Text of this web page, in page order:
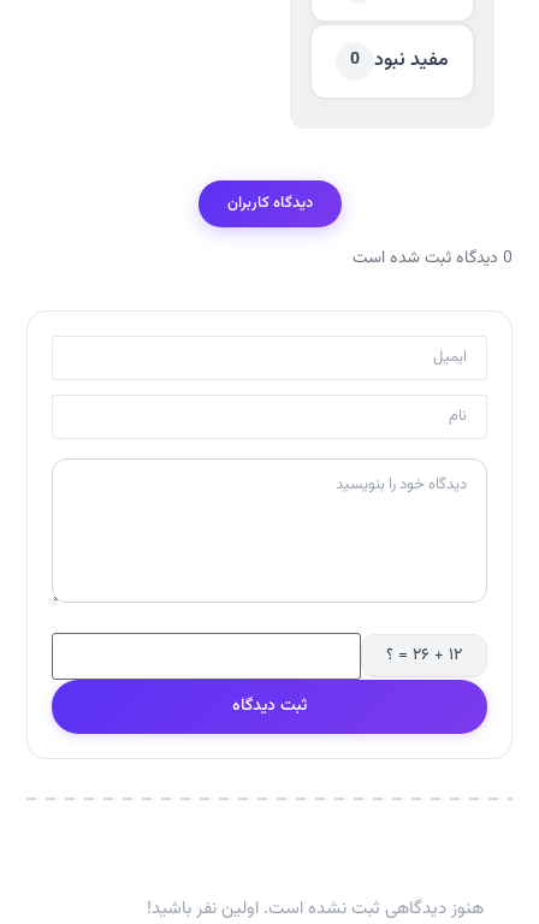
مفید نبود 0
دیدگاه کاربران
0 دیدگاه ثبت شده است
ثبت دیدگاه
۱۲ + ۲۶ = ؟
هنوز دیدگاهی ثبت نشده است. اولین نفر باشید!